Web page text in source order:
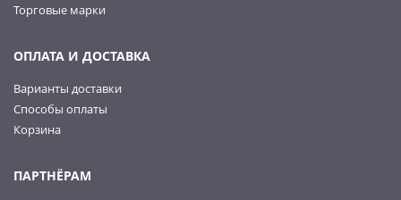
Торговые марки
ОПЛАТА И ДОСТАВКА
Варианты доставки
Способы оплаты
Корзина
ПАРТНЁРАМ